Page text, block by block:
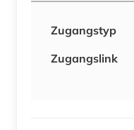
Zugangstyp
Zugangslink